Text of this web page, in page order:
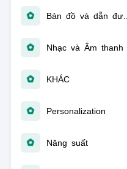
Bản đồ và dẫn đường
Nhạc và Âm thanh
KHÁC
Personalization
Năng suất